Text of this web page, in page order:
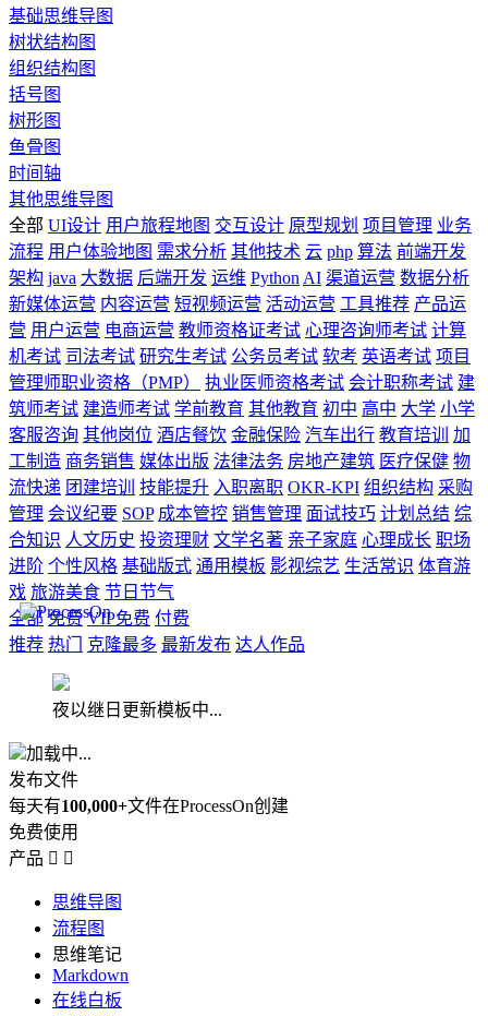
基础思维导图
树状结构图
组织结构图
括号图
树形图
鱼骨图
时间轴
其他思维导图
全部 UI设计 用户旅程地图 交互设计 原型规划 项目管理 业务
流程 用户体验地图 需求分析 其他技术 云 php 算法 前端开发
架构 java 大数据 后端开发 运维 Python AI 渠道运营 数据分析
新媒体运营 内容运营 短视频运营 活动运营 工具推荐 产品运
营 用户运营 电商运营 教师资格证考试 心理咨询师考试 计算
机考试 司法考试 研究生考试 公务员考试 软考 英语考试 项目
管理师职业资格（PMP）
执业医师资格考试 会计职称考试 建
筑师考试 建造师考试 学前教育 其他教育 初中 高中 大学 小学
客服咨询 其他岗位 酒店餐饮 金融保险 汽车出行 教育培训
加
工制造 商务销售 媒体出版 法律法务 房地产建筑 医疗保健 物
流快递 团建培训 技能提升 入职离职 OKR-KPI 组织结构 采购
管理 会议纪要 SOP 成本管控 销售管理 面试技巧 计划总结 综
合知识 人文历史 投资理财 文学名著 亲子家庭 心理成长 职场
进阶 个性风格 基础版式 通用模板 影视综艺 生活常识 体育游
戏 旅游美食 节日节气
全部 免费 VIP免费 付费
推荐 热门 克隆最多 最新发布 达人作品
夜以继日更新模板中...
加载中...
发布文件
每天有100,000+文件在ProcessOn创建
免费使用
产品  
思维导图
流程图
思维笔记
Markdown
在线白板